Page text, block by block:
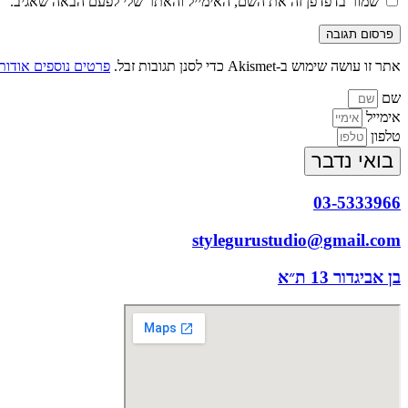
אתר זו עושה שימוש ב-Akismet כדי לסנן תגובות זבל. פרטים נוספים
שם
אימייל
טלפון
בואי נדבר
03-5333966
stylegurustudio@gmail.com
בן אביגדור 13 ת״א